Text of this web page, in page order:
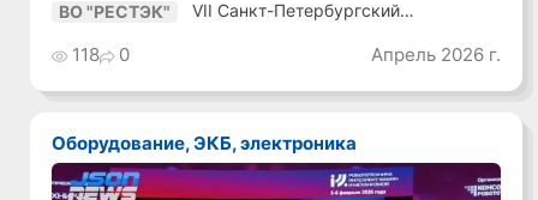
ВО "РЕСТЭК"
VII Санкт-Петербургский
118 0 Апрель 2026 г.
Оборудование, ЭКБ, электроника